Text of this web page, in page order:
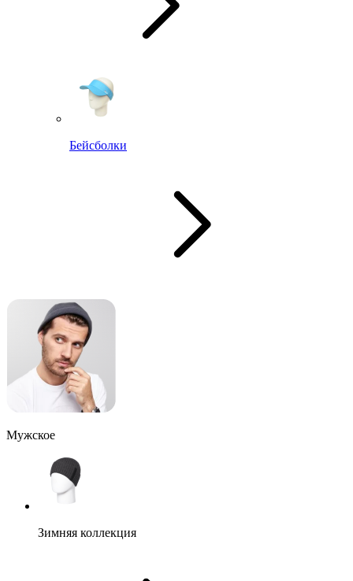
Бейсболки
Мужское
Зимняя коллекция